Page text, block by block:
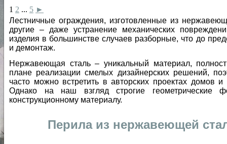
1 2 ... 5 ►
Лестничные ограждения, изготовленные из
другие – даже устранение механических
изделия в большинстве случаев разборные, что до
и демонтаж.
Нержавеющая сталь – уникальный материал,
плане реализации смелых дизайнерских решений,
часто можно встретить в авторских проектах домов
Однако на наш взгляд строгие геометрические
конструкционному материалу.
Перила из нержавеющей